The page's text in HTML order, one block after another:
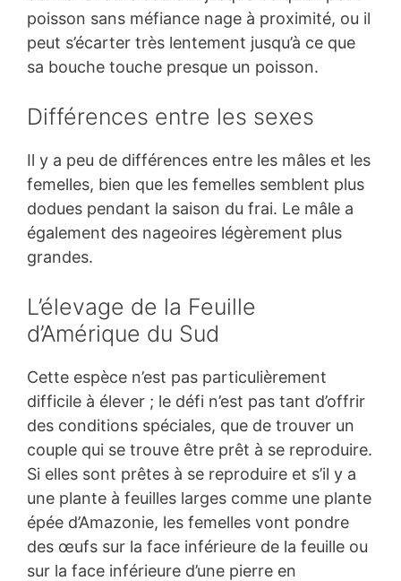
poisson sans méfiance nage à proximité, ou il
peut s’écarter très lentement jusqu’à ce que
sa bouche touche presque un poisson.
Différences entre les sexes
Il y a peu de différences entre les mâles et les
femelles, bien que les femelles semblent plus
dodues pendant la saison du frai. Le mâle a
également des nageoires légèrement plus
grandes.
L’élevage de la Feuille
d’Amérique du Sud
Cette espèce n’est pas particulièrement
difficile à élever ; le défi n’est pas tant d’offrir
des conditions spéciales, que de trouver un
couple qui se trouve être prêt à se reproduire.
Si elles sont prêtes à se reproduire et s’il y a
une plante à feuilles larges comme une plante
épée d’Amazonie, les femelles vont pondre
des œufs sur la face inférieure de la feuille ou
sur la face inférieure d’une pierre en